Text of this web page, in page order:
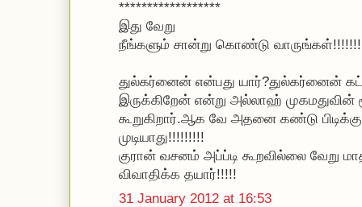
******************
இது வேறு
நீங்களும் சான்று கொண்டு
துல்கர்னைன் என்பது யார்?துல்கர்னைன்
இருக்கிறேன் என்று அல்லாஹ் முகமதுவின்
கூறுகிறார்.ஆக வே அதனை கண்டு
முடியாது!!!!!!!!!
குரான் வசனம் அப்ப்டி கூறவில்லை வேறு
விவாதிக்க தயார்!!!!!
31 January 2012 at 16:53